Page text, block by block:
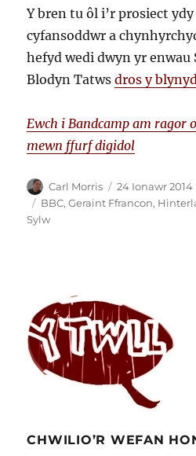
Y bren tu ôl i’r prosiect
cyfansoddwr a
hefyd wedi dwyn yr enwau
Blodyn Tatwsdros y
Ewch i Bandcamp am ragor
mewn ffurf digidol
Awdur
Carl Morris
Cofnodwyd
ar
24 Ionawr 2014
Tagiau
BBC,Geraint Ffrancon,
Sylwar
sain
ddychmygol
gan
Recordiau
CHWILIO’R WEFAN